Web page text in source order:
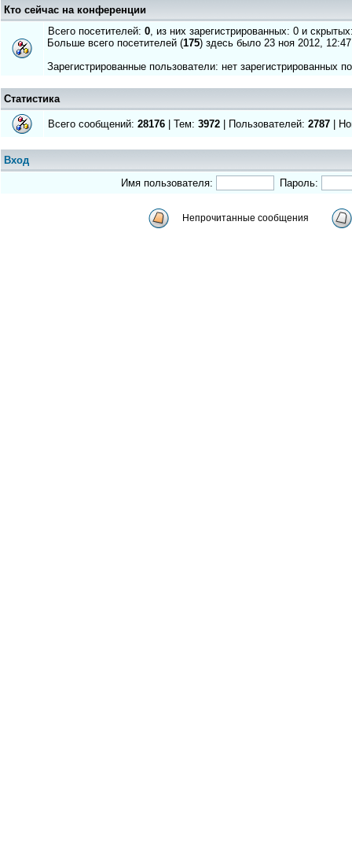
Кто сейчас на конференции
Всего посетителей: 0, из них зарегистрированных: 0 и
Больше всего посетителей (175) здесь было 23 ноя 2012, 12:47
Зарегистрированные пользователи: нет зарегистрированных
Статистика
Всего сообщений: 28176 | Тем: 3972 | Пользователей: 2787 |
Вход
Имя пользователя:
Пароль:
Непрочитанные сообщения